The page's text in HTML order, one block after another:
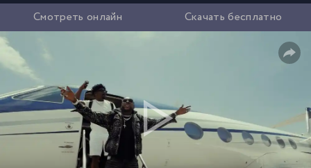
Смотреть онлайн Скачать бесплатно